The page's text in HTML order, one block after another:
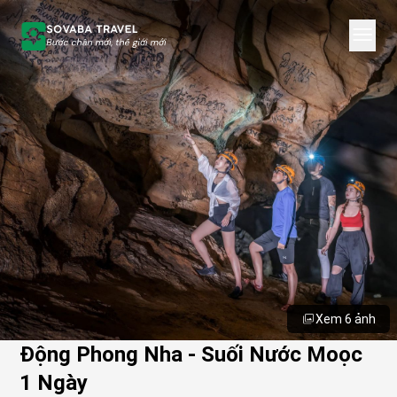
Xem 6 ảnh
Động Phong Nha - Suối Nước Moọc
1 Ngày